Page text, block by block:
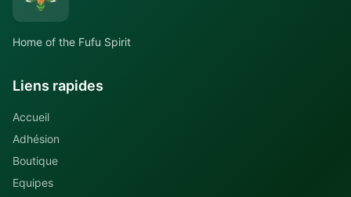
Home of the Fufu Spirit
Liens rapides
Accueil
Adhésion
Boutique
Equipes